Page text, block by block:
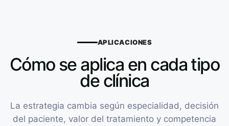
APLICACIONES
Cómo se aplica en cada tipo
de clínica
La estrategia cambia según especialidad, decisión
del paciente, valor del tratamiento y competencia